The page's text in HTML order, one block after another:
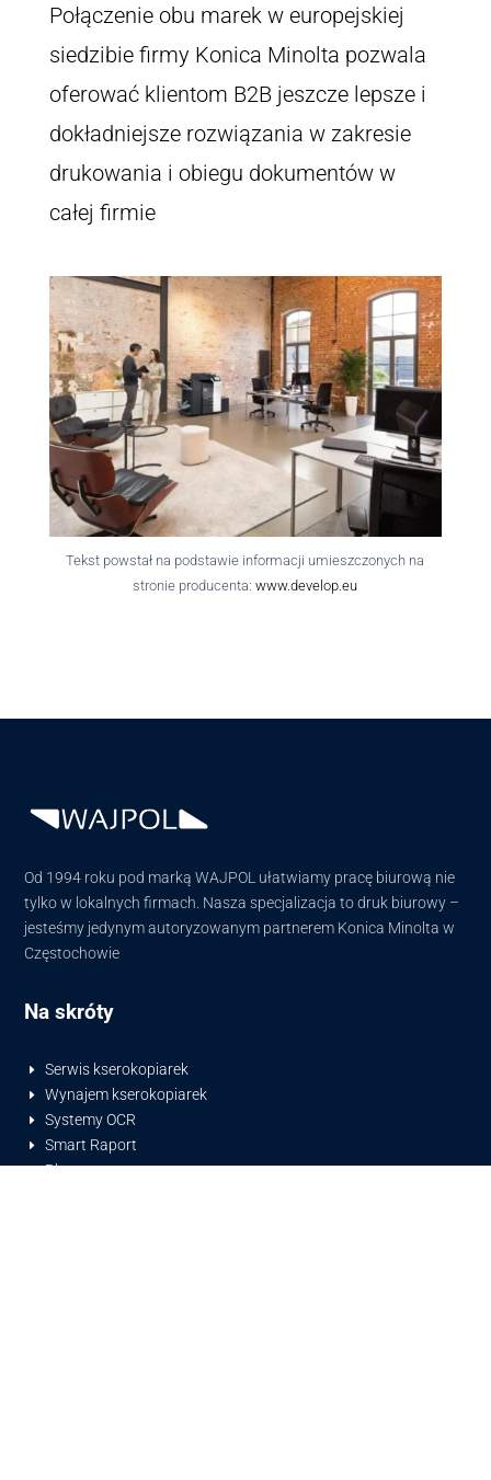
Połączenie obu marek w europejskiej
siedzibie firmy Konica Minolta pozwala
oferować klientom B2B jeszcze lepsze i
dokładniejsze rozwiązania w zakresie
drukowania i obiegu dokumentów w
całej firmie
Tekst powstał na podstawie informacji umieszczonych na
stronie producenta:www.develop.eu
Od 1994 roku pod marką WAJPOL ułatwiamy pracę biurową nie
tylko w lokalnych firmach. Nasza specjalizacja to druk biurowy –
jesteśmy jedynym autoryzowanym partnerem Konica Minolta w
Częstochowie
Na skróty
E Serwis kserokopiarek
E Wynajem kserokopiarek
E Systemy OCR
E Smart Raport
Blog